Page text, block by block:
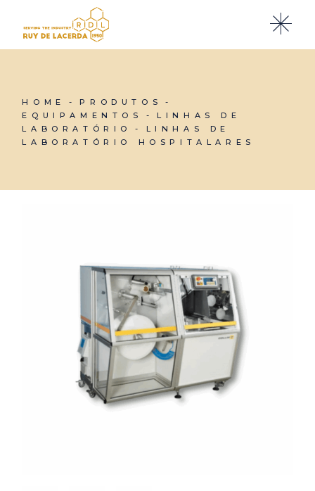
content
HOME
PRODUTOS
EQUIPAMENTOS
LINHAS DE
LABORATÓRIO
LINHAS DE
LABORATÓRIO HOSPITALARES